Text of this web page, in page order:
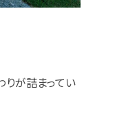
りが詰まってい